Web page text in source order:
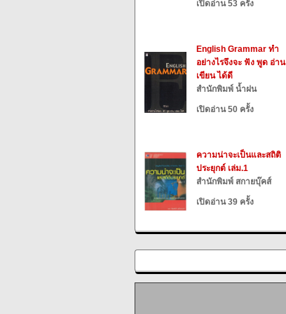
เปิดอ่าน 53 ครั้ง
English Grammar ทำ
อย่างไรจึงจะ ฟัง พูด อ่าน
เขียน ได้ดี
สำนักพิมพ์ น้ำฝน
เปิดอ่าน 50 ครั้ง
ความน่าจะเป็นและสถิติ
ประยุกต์ เล่ม.1
สำนักพิมพ์ สกายบุ๊คส์
เปิดอ่าน 39 ครั้ง